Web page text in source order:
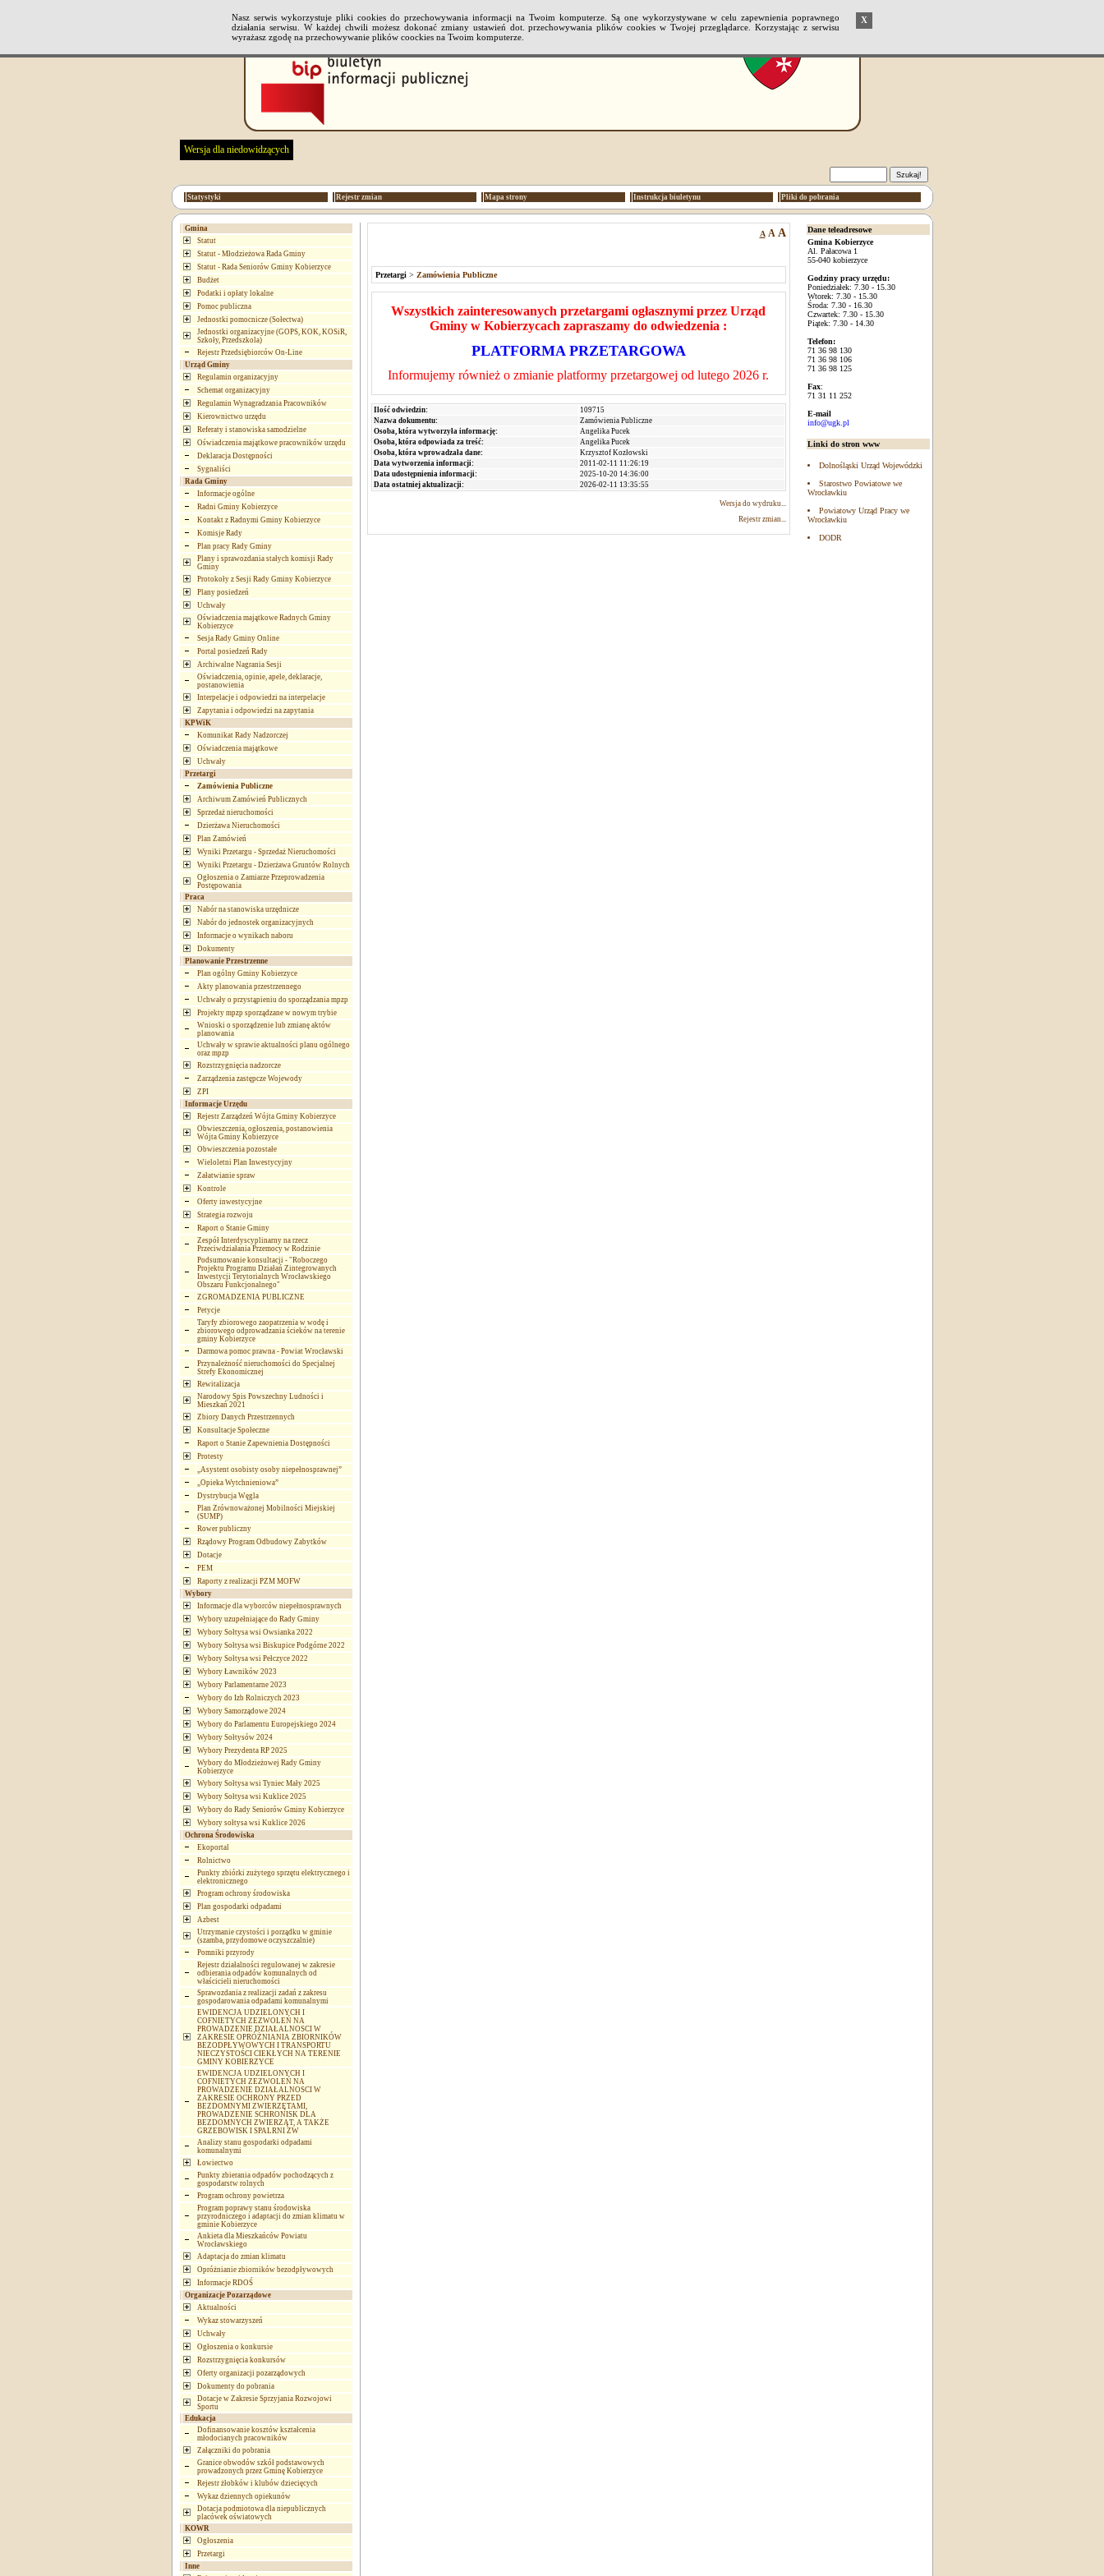
Nasz serwis wykorzystuje pliki cookies do przechowywania informacji na Twoim komputerze. Są one wykorzystywane w celu zapewnienia poprawnego
działania serwisu. W każdej chwili możesz dokonać zmiany ustawień dot. przechowywania plików cookies w Twojej przeglądarce. Korzystając z serwisu
wyrażasz zgodę na przechowywanie plików coockies na Twoim komputerze.
X
Wersja dla niedowidzących
Statystyki Rejestr zmian Mapa strony Instrukcja biuletynu Pliki do pobrania
Gmina
Statut
Statut - Młodzieżowa Rada Gminy
Statut - Rada Seniorów Gminy Kobierzyce
Budżet
Podatki i opłaty lokalne
Pomoc publiczna
Jednostki pomocnicze (Sołectwa)
Jednostki organizacyjne (GOPS, KOK, KOSiR,
Szkoły, Przedszkola)
Rejestr Przedsiębiorców On-Line
Urząd Gminy
Regulamin organizacyjny
Schemat organizacyjny
Regulamin Wynagradzania Pracowników
Kierownictwo urzędu
Referaty i stanowiska samodzielne
Oświadczenia majątkowe pracowników urzędu
Deklaracja Dostępności
Sygnaliści
Rada Gminy
Informacje ogólne
Radni Gminy Kobierzyce
Kontakt z Radnymi Gminy Kobierzyce
Komisje Rady
Plan pracy Rady Gminy
Plany i sprawozdania stałych komisji Rady
Gminy
Protokoły z Sesji Rady Gminy Kobierzyce
Plany posiedzeń
Uchwały
Oświadczenia majątkowe Radnych Gminy
Kobierzyce
Sesja Rady Gminy Online
Portal posiedzeń Rady
Archiwalne Nagrania Sesji
Oświadczenia, opinie, apele, deklaracje,
postanowienia
Interpelacje i odpowiedzi na interpelacje
Zapytania i odpowiedzi na zapytania
KPWiK
Komunikat Rady Nadzorczej
Oświadczenia majątkowe
Uchwały
Przetargi
Zamówienia Publiczne
Archiwum Zamówień Publicznych
Sprzedaż nieruchomości
Dzierżawa Nieruchomości
Plan Zamówień
Wyniki Przetargu - Sprzedaż Nieruchomości
Wyniki Przetargu - Dzierżawa Gruntów Rolnych
Ogłoszenia o Zamiarze Przeprowadzenia
Postępowania
Praca
Nabór na stanowiska urzędnicze
Nabór do jednostek organizacyjnych
Informacje o wynikach naboru
Dokumenty
Planowanie Przestrzenne
Plan ogólny Gminy Kobierzyce
Akty planowania przestrzennego
Uchwały o przystąpieniu do sporządzania mpzp
Projekty mpzp sporządzane w nowym trybie
Wnioski o sporządzenie lub zmianę aktów
planowania
Uchwały w sprawie aktualności planu ogólnego
oraz mpzp
Rozstrzygnięcia nadzorcze
Zarządzenia zastępcze Wojewody
ZPI
Informacje Urzędu
Rejestr Zarządzeń Wójta Gminy Kobierzyce
Obwieszczenia, ogłoszenia, postanowienia
Wójta Gminy Kobierzyce
Obwieszczenia pozostałe
Wieloletni Plan Inwestycyjny
Załatwianie spraw
Kontrole
Oferty inwestycyjne
Strategia rozwoju
Raport o Stanie Gminy
Zespół Interdyscyplinarny na rzecz
Przeciwdziałania Przemocy w Rodzinie
Podsumowanie konsultacji - "Roboczego
Projektu Programu Działań Zintegrowanych
Inwestycji Terytorialnych Wrocławskiego
Obszaru Funkcjonalnego"
ZGROMADZENIA PUBLICZNE
Petycje
Taryfy zbiorowego zaopatrzenia w wodę i
zbiorowego odprowadzania ścieków na terenie
gminy Kobierzyce
Darmowa pomoc prawna - Powiat Wrocławski
Przynależność nieruchomości do Specjalnej
Strefy Ekonomicznej
Rewitalizacja
Narodowy Spis Powszechny Ludności i
Mieszkań 2021
Zbiory Danych Przestrzennych
Konsultacje Społeczne
Raport o Stanie Zapewnienia Dostępności
Protesty
„Asystent osobisty osoby niepełnosprawnej”
„Opieka Wytchnieniowa”
Dystrybucja Węgla
Plan Zrównoważonej Mobilności Miejskiej
(SUMP)
Rower publiczny
Rządowy Program Odbudowy Zabytków
Dotacje
PEM
Raporty z realizacji PZM MOFW
Wybory
Informacje dla wyborców niepełnosprawnych
Wybory uzupełniające do Rady Gminy
Wybory Sołtysa wsi Owsianka 2022
Wybory Sołtysa wsi Biskupice Podgórne 2022
Wybory Sołtysa wsi Pełczyce 2022
Wybory Ławników 2023
Wybory Parlamentarne 2023
Wybory do Izb Rolniczych 2023
Wybory Samorządowe 2024
Wybory do Parlamentu Europejskiego 2024
Wybory Sołtysów 2024
Wybory Prezydenta RP 2025
Wybory do Młodzieżowej Rady Gminy
Kobierzyce
Wybory Sołtysa wsi Tyniec Mały 2025
Wybory Sołtysa wsi Kuklice 2025
Wybory do Rady Seniorów Gminy Kobierzyce
Wybory sołtysa wsi Kuklice 2026
Ochrona Środowiska
Ekoportal
Rolnictwo
Punkty zbiórki zużytego sprzętu elektrycznego i
elektronicznego
Program ochrony środowiska
Plan gospodarki odpadami
Azbest
Utrzymanie czystości i porządku w gminie
(szamba, przydomowe oczyszczalnie)
Pomniki przyrody
Rejestr działalności regulowanej w zakresie
odbierania odpadów komunalnych od
właścicieli nieruchomości
Sprawozdania z realizacji zadań z zakresu
gospodarowania odpadami komunalnymi
EWIDENCJA UDZIELONYCH I
COFNIETYCH ZEZWOLEŃ NA
PROWADZENIE DZIAŁALNOSCI W
ZAKRESIE OPRÓŻNIANIA ZBIORNIKÓW
BEZODPŁYWOWYCH I TRANSPORTU
NIECZYSTOŚCI CIEKŁYCH NA TERENIE
GMINY KOBIERZYCE
EWIDENCJA UDZIELONYCH I
COFNIETYCH ZEZWOLEŃ NA
PROWADZENIE DZIAŁALNOSCI W
ZAKRESIE OCHRONY PRZED
BEZDOMNYMI ZWIERZĘTAMI,
PROWADZENIE SCHRONISK DLA
BEZDOMNYCH ZWIERZĄT, A TAKŻE
GRZEBOWISK I SPALRNI ZW
Analizy stanu gospodarki odpadami
komunalnymi
Łowiectwo
Punkty zbierania odpadów pochodzących z
gospodarstw rolnych
Program ochrony powietrza
Program poprawy stanu środowiska
przyrodniczego i adaptacji do zmian klimatu w
gminie Kobierzyce
Ankieta dla Mieszkańców Powiatu
Wrocławskiego
Adaptacja do zmian klimatu
Opróżnianie zbiorników bezodpływowych
Informacje RDOŚ
Organizacje Pozarządowe
Aktualności
Wykaz stowarzyszeń
Uchwały
Ogłoszenia o konkursie
Rozstrzygnięcia konkursów
Oferty organizacji pozarządowych
Dokumenty do pobrania
Dotacje w Zakresie Sprzyjania Rozwojowi
Sportu
Edukacja
Dofinansowanie kosztów kształcenia
młodocianych pracowników
Załączniki do pobrania
Granice obwodów szkół podstawowych
prowadzonych przez Gminę Kobierzyce
Rejestr żłobków i klubów dziecięcych
Wykaz dziennych opiekunów
Dotacja podmiotowa dla niepublicznych
placówek oświatowych
KOWR
Ogłoszenia
Przetargi
Inne
A A A
Przetargi> Zamówienia Publiczne
Wszystkich zainteresowanych przetargami ogłasznymi przez Urząd
Gminy w Kobierzycach zapraszamy do odwiedzenia :
PLATFORMA PRZETARGOWA
Informujemy również o zmianie platformy przetargowej od lutego 2026 r.
Ilość odwiedzin:
109715
Nazwa dokumentu:
Zamówienia Publiczne
Osoba, która wytworzyła informację:
Angelika Pucek
Osoba, która odpowiada za treść:
Angelika Pucek
Osoba, która wprowadzała dane:
Krzysztof Kozłowski
Data wytworzenia informacji:
2011-02-11 11:26:19
Data udostępnienia informacji:
2025-10-20 14:36:00
Data ostatniej aktualizacji:
2026-02-11 13:35:55
Wersja do wydruku...
Rejestr zmian...
Dane teleadresowe
Gmina Kobierzyce
Al. Pałacowa 1
55-040 kobierzyce
Godziny pracy urzędu:
Poniedziałek: 7.30 - 15.30
Wtorek: 7.30 - 15.30
Środa: 7.30 - 16.30
Czwartek: 7.30 - 15.30
Piątek: 7.30 - 14.30
Telefon:
71 36 98 130
71 36 98 106
71 36 98 125
Fax:
71 31 11 252
E-mail
info@ugk.pl
Linki do stron www
Dolnośląski Urząd Wojewódzki
Starostwo Powiatowe we
Wrocławkiu
Powiatowy Urząd Pracy we
Wrocławkiu
DODR